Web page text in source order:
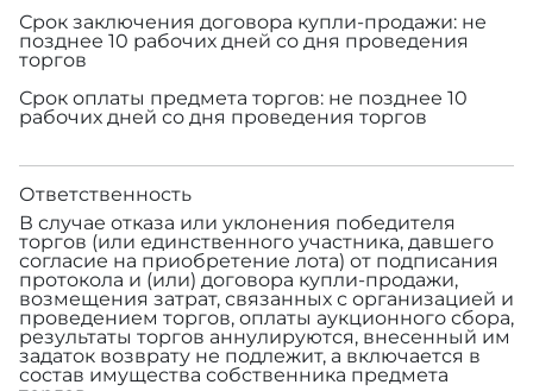
Срок заключения договора купли-продажи: не
позднее 10 рабочих дней со дня проведения
торгов
Срок оплаты предмета торгов: не позднее 10
рабочих дней со дня проведения торгов
Ответственность
В случае отказа или уклонения победителя
торгов (или единственного участника, давшего
согласие на приобретение лота) от подписания
протокола и (или) договора купли-продажи,
возмещения затрат, связанных с организацией и
проведением торгов, оплаты аукционного сбора,
результаты торгов аннулируются, внесенный им
задаток возврату не подлежит, а включается в
состав имущества собственника предмета